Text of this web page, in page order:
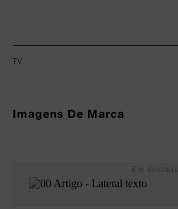
TV
Imagens De Marca